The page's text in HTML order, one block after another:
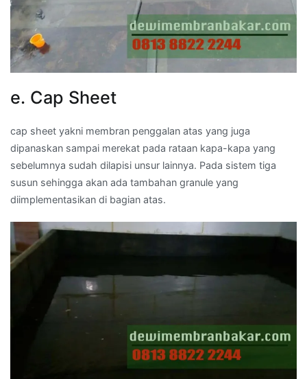
e. Cap Sheet
cap sheet yakni membran penggalan atas yang juga
dipanaskan sampai merekat pada rataan kapa-kapa yang
sebelumnya sudah dilapisi unsur lainnya. Pada sistem tiga
susun sehingga akan ada tambahan granule yang
diimplementasikan di bagian atas.